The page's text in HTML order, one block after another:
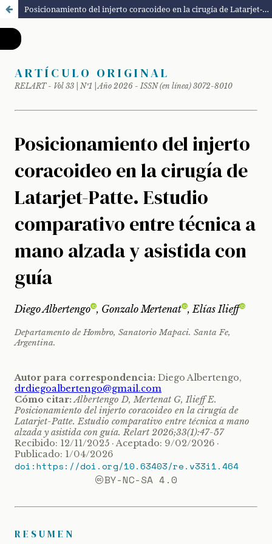
Posicionamiento del injerto coracoideo en la cirugía de Latarjet-Patte. Estudio comparativo entre técnica a mano alzada y asistida con guía